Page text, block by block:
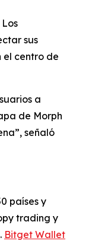
sus
el centro de
a
de Morph
señaló
países y
trading y
Bitget Wallet